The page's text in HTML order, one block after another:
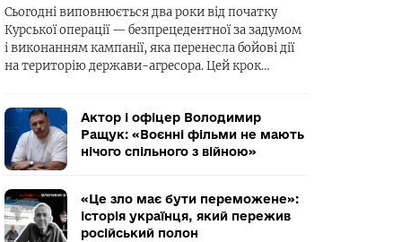
Сьогодні виповнюється два роки від початку
Курської операції — безпрецедентної за задумом
і виконанням кампанії, яка перенесла бойові дії
на територію держави-агресора. Цей крок…
Актор і офіцер Володимир
Ращук: «Воєнні фільми не мають
нічого спільного з війною»
«Це зло має бути переможене»:
історія українця, який пережив
російський полон